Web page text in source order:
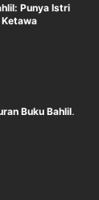
Punya Istri
Buku Bahlil,